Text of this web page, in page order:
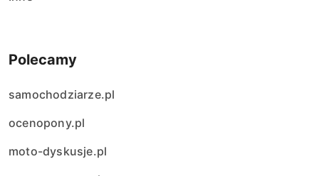
Polecamy
samochodziarze.pl
ocenopony.pl
moto-dyskusje.pl